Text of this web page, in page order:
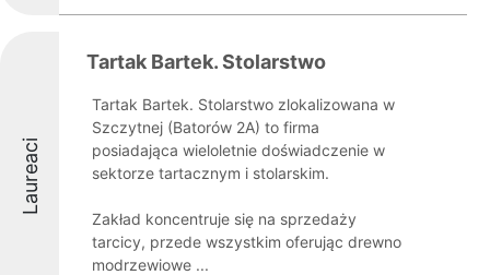
Laureaci
Tartak Bartek. Stolarstwo
Tartak Bartek. Stolarstwo zlokalizowana w
Szczytnej (Batorów 2A) to firma
posiadająca wieloletnie doświadczenie w
sektorze tartacznym i stolarskim.
Zakład koncentruje się na sprzedaży
tarcicy, przede wszystkim oferując drewno
modrzewiowe ...